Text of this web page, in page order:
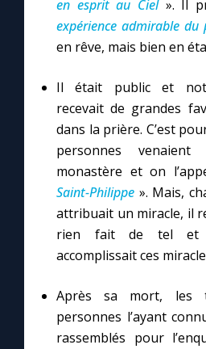
en esprit au Ciel ». Il
expérience admirable du
en rêve, mais bien en
Il était public et
recevait de grandes
dans la prière. C’est
personnes
monastère et on
Saint-Philippe ». Mais,
attribuait un miracle, il
rien fait de tel et
accomplissait ces
Après sa mort, les
personnes l’ayant
rassemblés pour